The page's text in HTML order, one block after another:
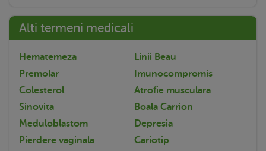
Alti termeni medicali
Hematemeza
Linii Beau
Premolar
Imunocompromis
Colesterol
Atrofie musculara
Sinovita
Boala Carrion
Meduloblastom
Depresia
Pierdere vaginala
Cariotip